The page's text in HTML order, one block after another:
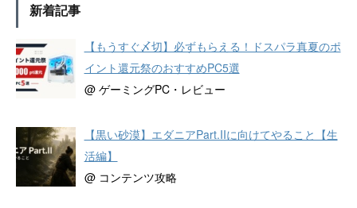
新着記事
【もうすぐ〆切】必ずもらえる！ドスパラ真夏のポ
イント還元祭のおすすめPC5選
@ ゲーミングPC・レビュー
【黒い砂漠】エダニアPart.IIに向けてやること【生
活編】
@ コンテンツ攻略